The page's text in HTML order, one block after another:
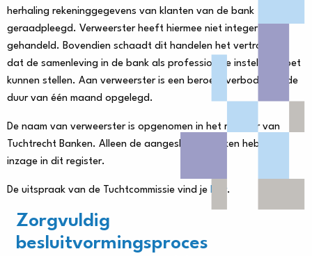
herhaling rekeninggegevens van klanten van de bank
geraadpleegd. Verweerster heeft hiermee niet integer
gehandeld. Bovendien schaadt dit handelen het vertrouwen
dat de samenleving in de bank als professionele instelling moet
kunnen stellen. Aan verweerster is een beroepsverbod voor de
duur van één maand opgelegd.
De naam van verweerster is opgenomen in het register van
Tuchtrecht Banken. Alleen de aangesloten banken hebben
inzage in dit register.
De uitspraak van de Tuchtcommissie vind je hier .
Zorgvuldig
besluitvormingsproces